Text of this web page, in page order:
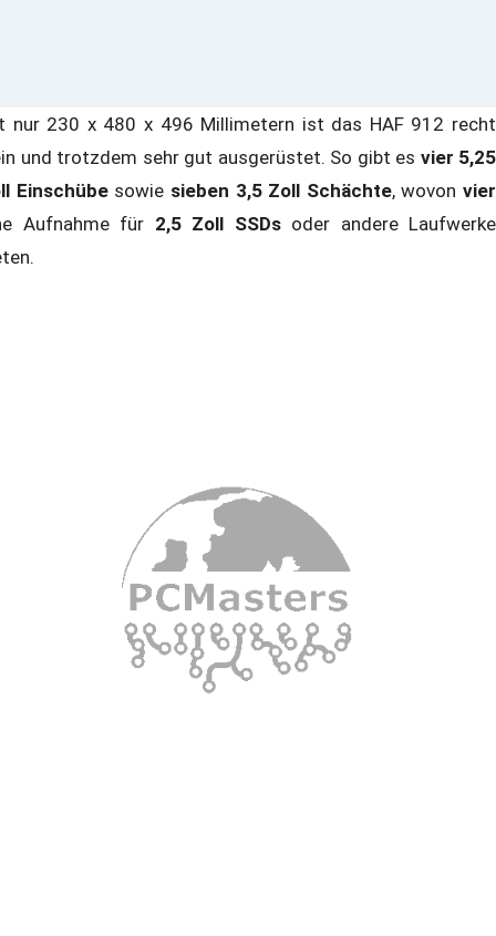
nur 230 x 480 x 496 Millimetern ist das HAF 912 recht
und trotzdem sehr gut ausgerüstet. So gibt es vier 5,25
Einschübesowie sieben 3,5 Zoll Schächte, wovon vier
Aufnahme für 2,5 Zoll SSDsoder andere Laufwerke